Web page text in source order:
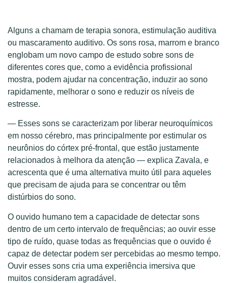
Alguns a chamam de terapia sonora, estimulação auditiva
ou mascaramento auditivo. Os sons rosa, marrom e branco
englobam um novo campo de estudo sobre sons de
diferentes cores que, como a evidência profissional
mostra, podem ajudar na concentração, induzir ao sono
rapidamente, melhorar o sono e reduzir os níveis de
estresse.
— Esses sons se caracterizam por liberar neuroquímicos
em nosso cérebro, mas principalmente por estimular os
neurônios do córtex pré-frontal, que estão justamente
relacionados à melhora da atenção — explica Zavala, e
acrescenta que é uma alternativa muito útil para aqueles
que precisam de ajuda para se concentrar ou têm
distúrbios do sono.
O ouvido humano tem a capacidade de detectar sons
dentro de um certo intervalo de frequências; ao ouvir esse
tipo de ruído, quase todas as frequências que o ouvido é
capaz de detectar podem ser percebidas ao mesmo tempo.
Ouvir esses sons cria uma experiência imersiva que
muitos consideram agradável.